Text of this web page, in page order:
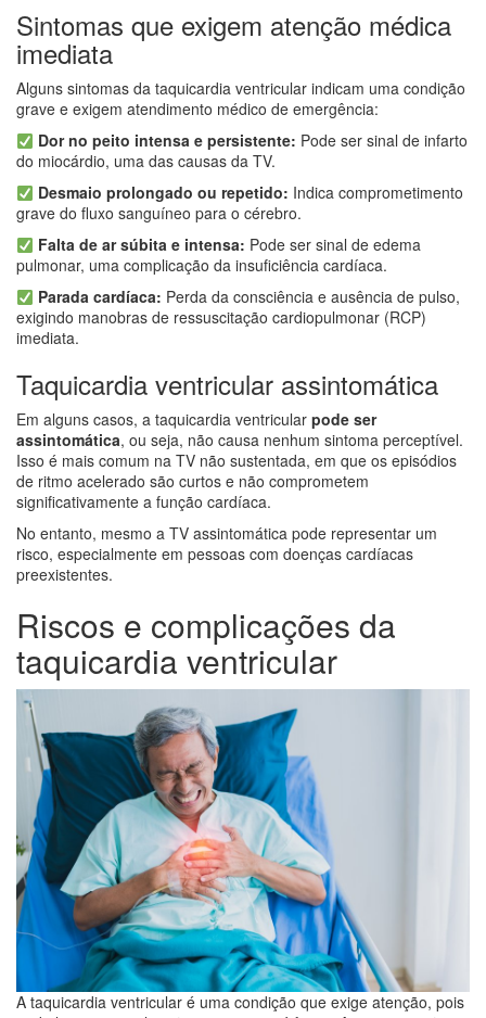
Sintomas que exigem atenção médica
imediata
Alguns sintomas da taquicardia ventricular indicam uma condição
grave e exigem atendimento médico de emergência:
Dor no peito intensa e persistente: Pode ser sinal de infarto
do miocárdio, uma das causas da TV.
Desmaio prolongado ou repetido: Indica comprometimento
grave do fluxo sanguíneo para o cérebro.
Falta de ar súbita e intensa: Pode ser sinal de edema
pulmonar, uma complicação da insuficiência cardíaca.
Parada cardíaca: Perda da consciência e ausência de pulso,
exigindo manobras de ressuscitação cardiopulmonar (RCP)
imediata.
Taquicardia ventricular assintomática
Em alguns casos, a taquicardia ventricular pode ser
assintomática, ou seja, não causa nenhum sintoma perceptível.
Isso é mais comum na TV não sustentada, em que os episódios
de ritmo acelerado são curtos e não comprometem
significativamente a função cardíaca.
No entanto, mesmo a TV assintomática pode representar um
risco, especialmente em pessoas com doenças cardíacas
preexistentes.
Riscos e complicações da
taquicardia ventricular
A taquicardia ventricular é uma condição que exige atenção, pois